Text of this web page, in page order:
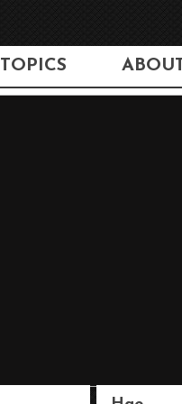
TOPICS